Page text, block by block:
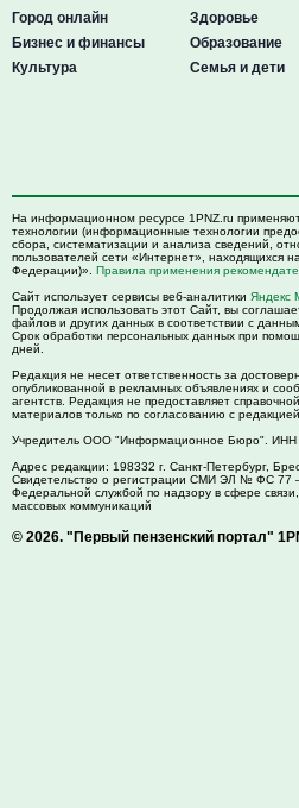
Город онлайн
Бизнес и финансы
Культура
Здоровье
Образование
Семья и дети
На информационном ресурсе 1PNZ.ru
технологии (информационные технологии
сбора, систематизации и анализа сведений,
пользователей сети «Интернет», находящихся
Федерации)». Правила применения
Сайт использует сервисы веб-аналитики Яндекс
Продолжая использовать этот Сайт, вы
файлов и других данных в соответствии с
Срок обработки персональных данных при
дней.
Редакция не несет ответственность за
опубликованной в рекламных объявлениях и
агентств. Редакция не предоставляет
материалов только по согласованию с редакцией.
Учредитель ООО "Информационное Бюро". ИНН
Адрес редакции: 198332 г. Санкт-Петербург,
Свидетельство о регистрации СМИ ЭЛ № ФС 77
Федеральной службой по надзору в сфере
массовых коммуникаций
© 2026. "Первый пензенский портал"